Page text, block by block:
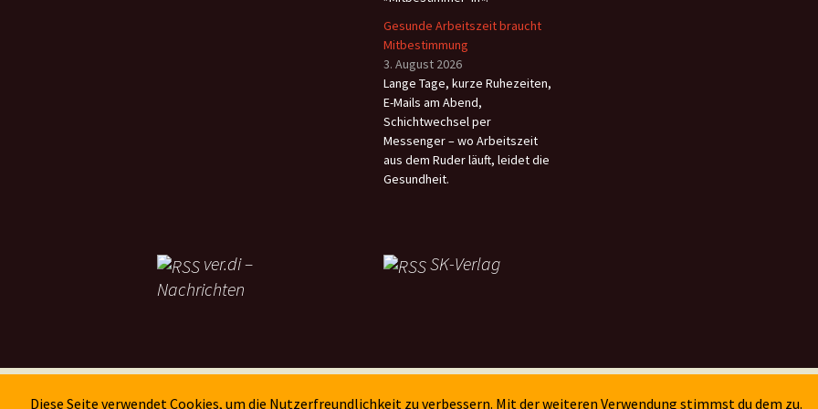
Gesunde Arbeitszeit braucht
Mitbestimmung
3. August 2026
Lange Tage, kurze Ruhezeiten,
E-Mails am Abend,
Schichtwechsel per
Messenger – wo Arbeitszeit
aus dem Ruder läuft, leidet die
Gesundheit.
ver.di –
Nachrichten
SK-Verlag
Datenschutzerklärung Stolz präsentiert von WordPress
Diese Seite verwendet Cookies, um die Nutzerfreundlichkeit zu verbessern. Mit der weiteren Verwendung stimmst du dem zu.